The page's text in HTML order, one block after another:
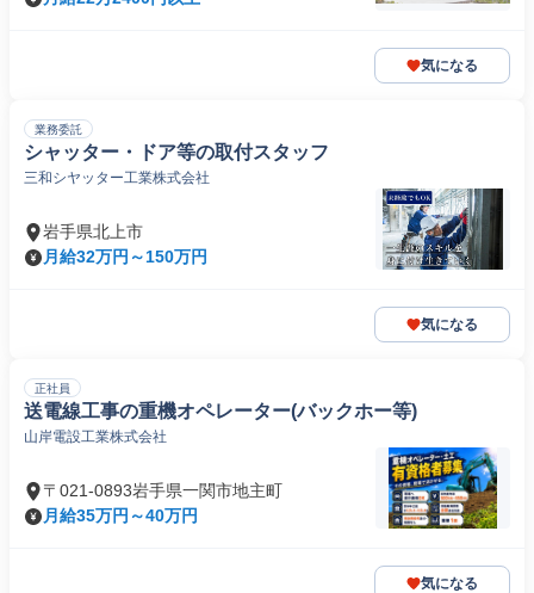
気になる
業務委託
シャッター・ドア等の取付スタッフ
三和シヤッター工業株式会社
岩手県北上市
月給32万円～150万円
気になる
正社員
送電線工事の重機オペレーター(バックホー等)
山岸電設工業株式会社
〒021-0893岩手県一関市地主町
月給35万円～40万円
気になる